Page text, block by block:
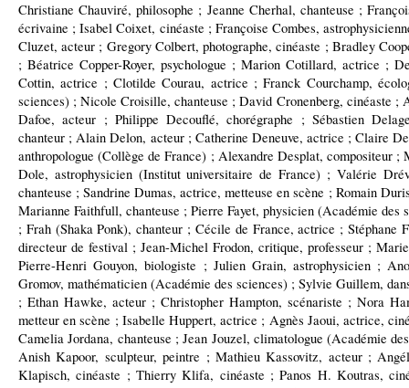
Christiane Chauviré, philosophe ; Jeanne Cherhal, chanteuse ;
écrivaine ; Isabel Coixet, cinéaste ; Françoise Combes,
Cluzet, acteur ; Gregory Colbert, photographe, cinéaste ; Bradley
; Béatrice Copper-Royer, psychologue ; Marion Cotillard, actrice ;
Cottin, actrice ; Clotilde Courau, actrice ; Franck Courchamp,
sciences) ; Nicole Croisille, chanteuse ; David Cronenberg, cinéaste ;
Dafoe, acteur ; Philippe Decouflé, chorégraphe ; Sébastien
chanteur ; Alain Delon, acteur ; Catherine Deneuve, actrice ; Claire
anthropologue (Collège de France) ; Alexandre Desplat, compositeur ;
Dole, astrophysicien (Institut universitaire de France) ; Valérie
chanteuse ; Sandrine Dumas, actrice, metteuse en scène ; Romain
Marianne Faithfull, chanteuse ; Pierre Fayet, physicien (Académie des
; Frah (Shaka Ponk), chanteur ; Cécile de France, actrice ; Stéphane
directeur de festival ; Jean-Michel Frodon, critique, professeur ;
Pierre-Henri Gouyon, biologiste ; Julien Grain, astrophysicien ;
Gromov, mathématicien (Académie des sciences) ; Sylvie Guillem,
; Ethan Hawke, acteur ; Christopher Hampton, scénariste ; Nora
metteur en scène ; Isabelle Huppert, actrice ; Agnès Jaoui, actrice,
Camelia Jordana, chanteuse ; Jean Jouzel, climatologue (Académie
Anish Kapoor, sculpteur, peintre ; Mathieu Kassovitz, acteur ;
Klapisch, cinéaste ; Thierry Klifa, cinéaste ; Panos H. Koutras,